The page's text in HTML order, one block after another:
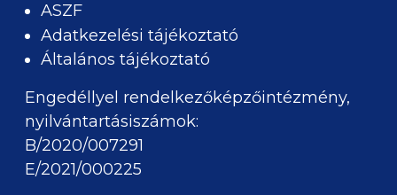
ASZF
Adatkezelési tájékoztató
Általános tájékoztató
Engedéllyel rendelkezőképzőintézmény,
nyilvántartásiszámok:
B/2020/007291
E/2021/000225